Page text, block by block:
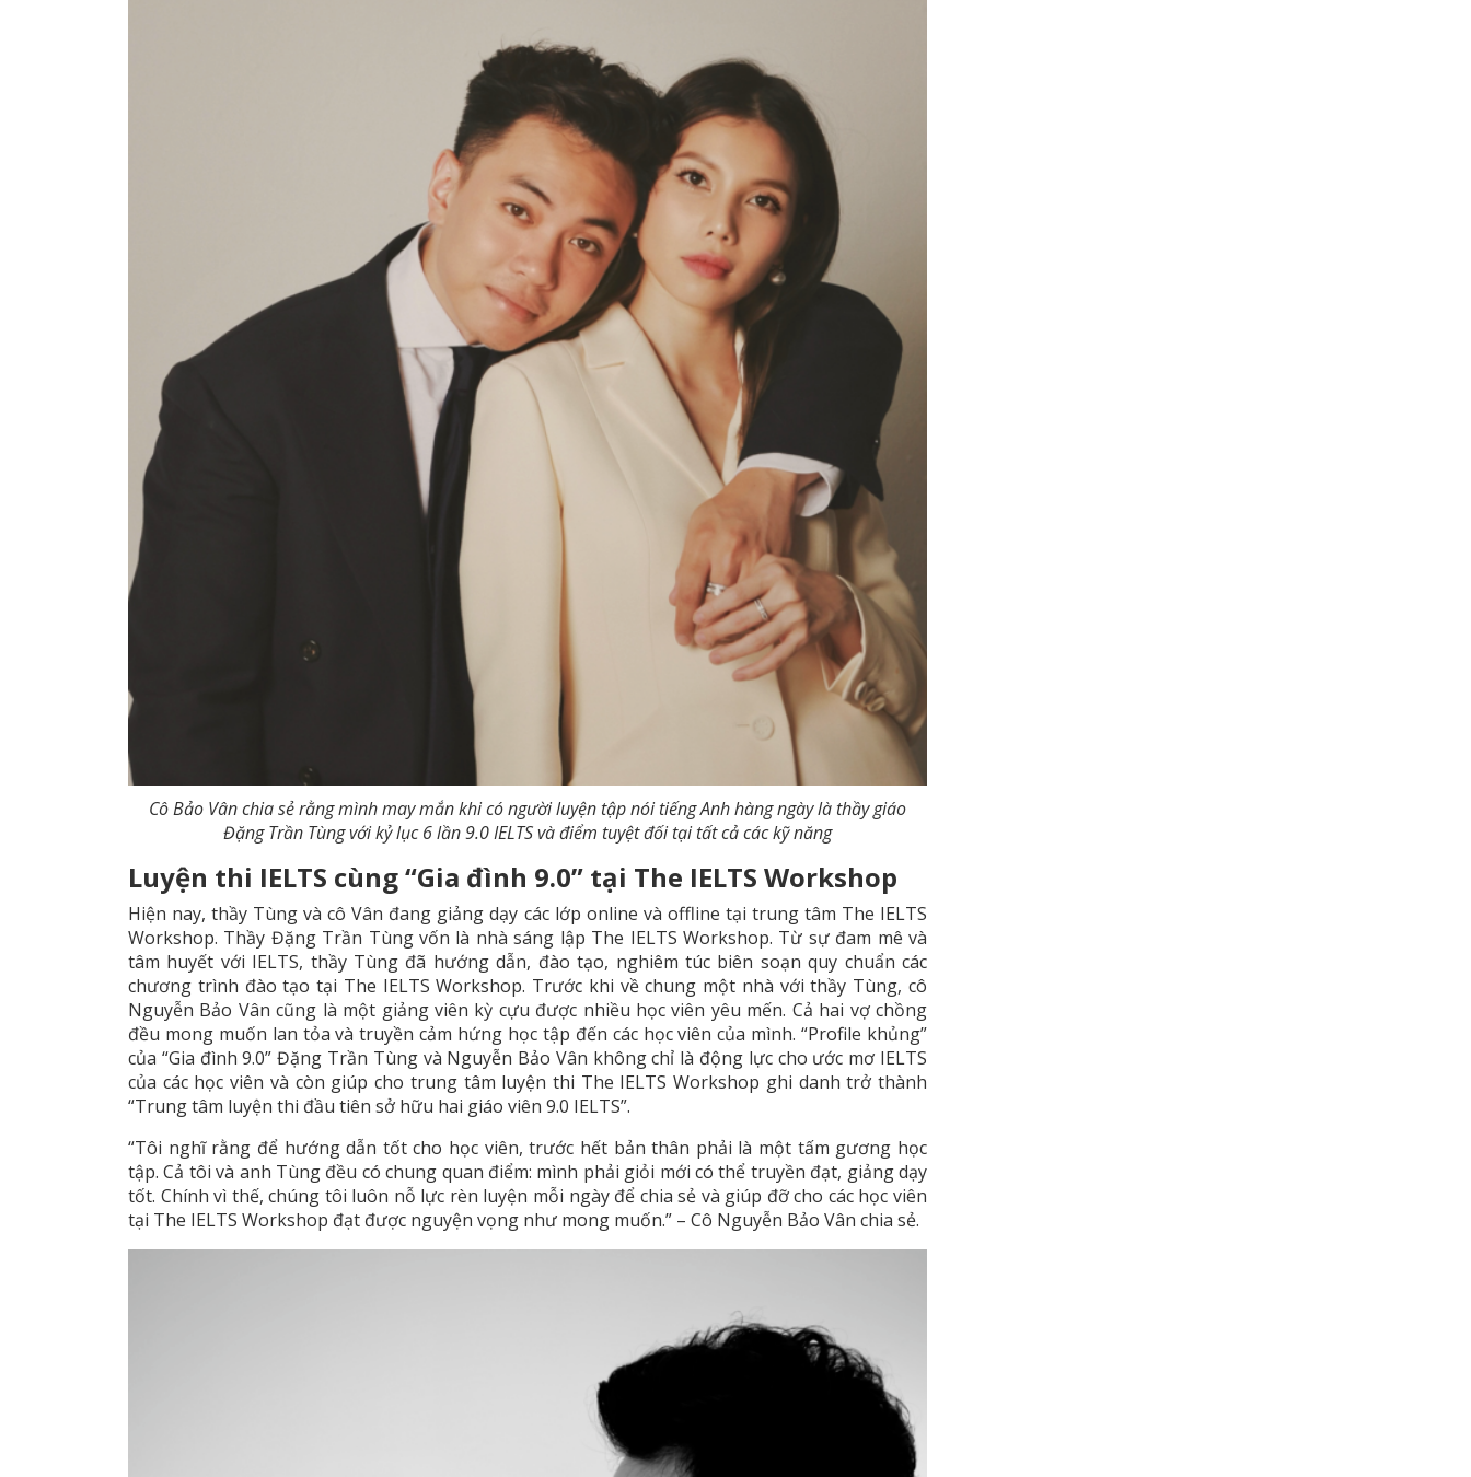
Cô Bảo Vân chia sẻ rằng mình may mắn khi có người luyện tập nói tiếng Anh hàng ngày là thầy giáo
Đặng Trần Tùng với kỷ lục 6 lần 9.0 IELTS và điểm tuyệt đối tại tất cả các kỹ năng
Luyện thi IELTS cùng “Gia đình 9.0” tại The IELTS Workshop
Hiện nay, thầy Tùng và cô Vân đang giảng dạy các lớp online và offline tại trung tâm The IELTS
Workshop. Thầy Đặng Trần Tùng vốn là nhà sáng lập The IELTS Workshop. Từ sự đam mê và
tâm huyết với IELTS, thầy Tùng đã hướng dẫn, đào tạo, nghiêm túc biên soạn quy chuẩn các
chương trình đào tạo tại The IELTS Workshop. Trước khi về chung một nhà với thầy Tùng, cô
Nguyễn Bảo Vân cũng là một giảng viên kỳ cựu được nhiều học viên yêu mến. Cả hai vợ chồng
đều mong muốn lan tỏa và truyền cảm hứng học tập đến các học viên của mình. “Profile khủng”
của “Gia đình 9.0” Đặng Trần Tùng và Nguyễn Bảo Vân không chỉ là động lực cho ước mơ IELTS
của các học viên và còn giúp cho trung tâm luyện thi The IELTS Workshop ghi danh trở thành
“Trung tâm luyện thi đầu tiên sở hữu hai giáo viên 9.0 IELTS”.
“Tôi nghĩ rằng để hướng dẫn tốt cho học viên, trước hết bản thân phải là một tấm gương học
tập. Cả tôi và anh Tùng đều có chung quan điểm: mình phải giỏi mới có thể truyền đạt, giảng dạy
tốt. Chính vì thế, chúng tôi luôn nỗ lực rèn luyện mỗi ngày để chia sẻ và giúp đỡ cho các học viên
tại The IELTS Workshop đạt được nguyện vọng như mong muốn.” – Cô Nguyễn Bảo Vân chia sẻ.